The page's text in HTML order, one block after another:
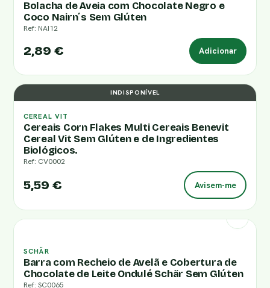
Bolacha de Aveia com Chocolate Negro e
Coco Nairn´s Sem Glúten
Ref: NAI12
2,89 € Adicionar
INDISPONÍVEL
CEREAL VIT
Cereais Corn Flakes Multi Cereais Benevit
Cereal Vit Sem Glúten e de Ingredientes
Biológicos.
Ref: CV0002
5,59 € Avisem-me
SCHÄR
Barra com Recheio de Avelã e Cobertura de
Chocolate de Leite Ondulé Schär Sem Glúten
Ref: SC0065